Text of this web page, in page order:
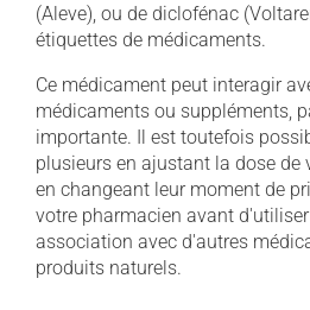
(Aleve), ou de diclofénac
étiquettes de médicaments.
Ce médicament peut interagir
médicaments ou suppléments,
importante. Il est toutefois
plusieurs en ajustant la dose de
en changeant leur moment de
votre pharmacien avant
association avec d'autres
produits naturels.